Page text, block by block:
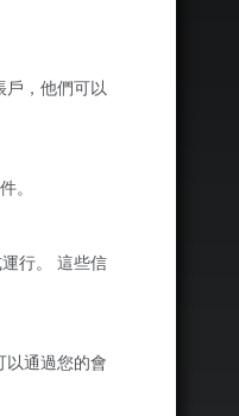
，他們可以
。
行。 這些信
以通過您的會